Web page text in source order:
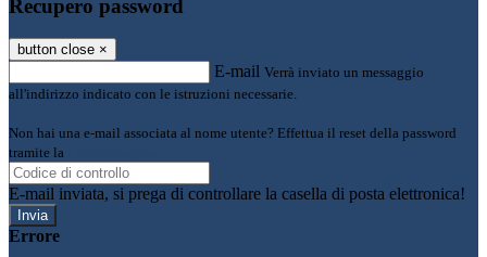
Recupero password
button close ×
E-mail Verrà inviato un messaggio
all'indirizzo indicato con le istruzioni necessarie.
Non hai una e-mail associata al nome utente? Effettua il reset della password
tramite la
E-mail inviata, si prega di controllare la casella di posta elettronica!
Errore